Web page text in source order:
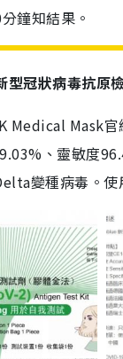
鐘知結果。
型冠狀病毒抗原
Medical Mask
、靈敏度
變種病毒。使